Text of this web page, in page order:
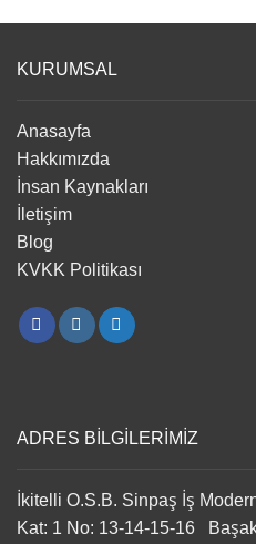
KURUMSAL
Anasayfa
Hakkımızda
İnsan Kaynakları
İletişim
Blog
KVKK Politikası
ADRES BİLGİLERİMİZ
İkitelli O.S.B. Sinpaş İş
Kat: 1 No: 13-14-15-16